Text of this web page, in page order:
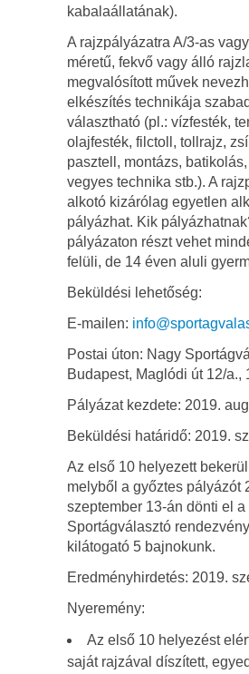
kabalaállatának).
A rajzpályázatra A/3-as
méretű, fekvő vagy álló
megvalósított művek
elkészítés technikája
választható (pl.: vízfesték,
olajfesték, filctoll, tollrajz,
pasztell, montázs,
vegyes technika stb.). A
alkotó kizárólag egyetlen
pályázhat. Kik
pályázaton részt vehet
felüli, de 14 éven aluli
Beküldési lehetőség:
E-mailen:
Postai úton: Nagy
Budapest, Maglódi út 12/a.,
Pályázat kezdete: 2019.
Beküldési határidő: 2019.
Az első 10 helyezett
melyből a győztes pályázót
szeptember 13-án dönti el a
Sportágválasztó
kilátogató 5 bajnokunk.
Eredményhirdetés: 2019.
Nyeremény:
Az első 10 helyezést
saját rajzával díszített,